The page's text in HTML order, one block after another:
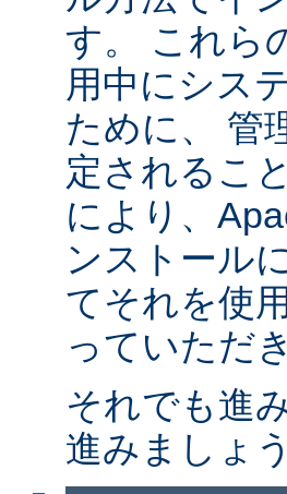
す。 これら
用中にシス
ために、 管
定されるこ
により、
ンストール
てそれを使
っていただ
それでも進
進みましょ